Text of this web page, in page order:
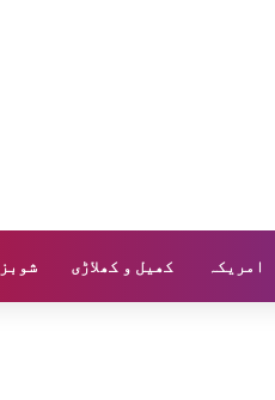
شوبز کھیل و کھلاڑی امریکہ